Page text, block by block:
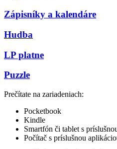
Zápisníky a kalendáre
Hudba
LP platne
Puzzle
Prečítate na zariadeniach:
Pocketbook
Kindle
Smartfón či tablet s
Počítač s príslušnou